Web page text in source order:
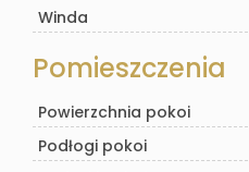
Winda
Pomieszczenia
Powierzchnia pokoi
Podłogi pokoi